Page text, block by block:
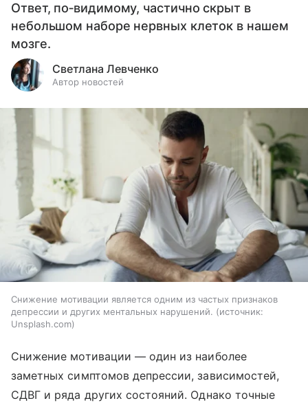
Ответ, по‑видимому, частично скрыт в
небольшом наборе нервных клеток в нашем
мозге.
Светлана Левченко
Автор новостей
Снижение мотивации является одним из частых признаков
депрессии и других ментальных нарушений.
источник:
Unsplash.com
Снижение мотивации — один из наиболее
заметных симптомов депрессии, зависимостей,
СДВГ и ряда других состояний. Однако точные